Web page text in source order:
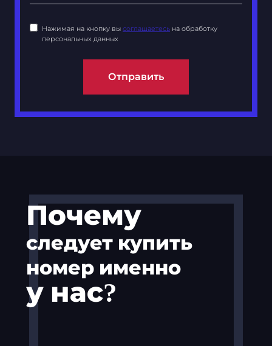
Нажимая на кнопку вы соглашаетесь на обработку
персональных данных
Отправить
Почему
следует купить
номер именно
у нас?